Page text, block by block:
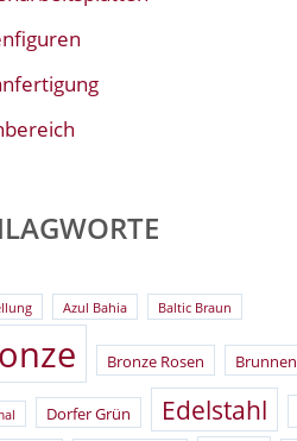
Azul Bahia Baltic Braun
Bronze Rosen Brunnen
Dorfer Grün Edelstahl